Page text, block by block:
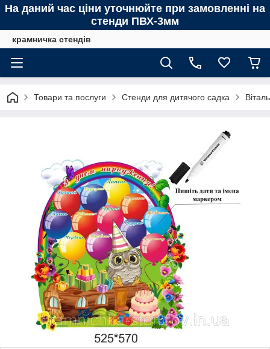
На даний час ціни уточнюйте при замовленні на
стенди ПВХ-3мм
крамничка стендів
Товари та послуги Стенди для дитячого садка